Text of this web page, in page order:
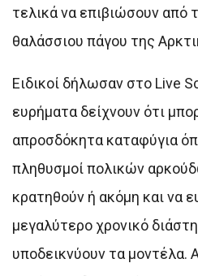
τελικά να επιβιώσουν από
θαλάσσιου πάγου της
Ειδικοί δήλωσαν στο Live
ευρήματα δείχνουν ότι
απροσδόκητα καταφύγια
πληθυσμοί πολικών
κρατηθούν ή ακόμη και να
μεγαλύτερο χρονικό
υποδεικνύουν τα μοντέλα.